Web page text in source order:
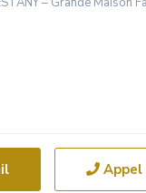
Appel